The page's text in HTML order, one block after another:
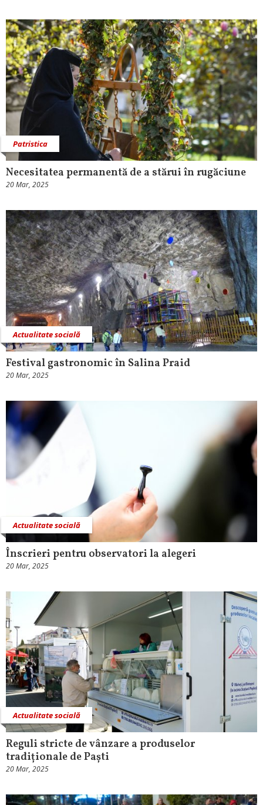
Patristica
Necesitatea permanentă de a stărui în rugăciune
20 Mar, 2025
Actualitate socială
Festival gastronomic în Salina Praid
20 Mar, 2025
Actualitate socială
Înscrieri pentru observatori la alegeri
20 Mar, 2025
Actualitate socială
Reguli stricte de vânzare a produselor
tradiționale de Paști
20 Mar, 2025